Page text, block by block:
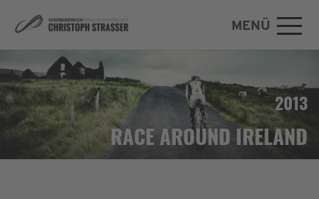
Zum Hauptinhalt springen
MENÜ
2013
RACE AROUND IRELAND